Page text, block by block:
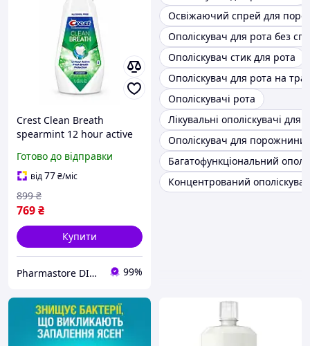
Crest Clean Breath
spearmint 12 hour active
рота від запаху та
нальоту без спирту
Готово до відправки
від77₴/міс
769₴
899 ₴
Купити
Pharmastore DISCOUNT 99%
Освіжаючий спрей для
Ополіскувач для рота без
Ополіскувач стик для рота
Ополіскувач для рота на
Ополіскувачі рота
Лікувальні ополіскувачі
Ополіскувач для порожнини
Багатофункціональний
Концентрований